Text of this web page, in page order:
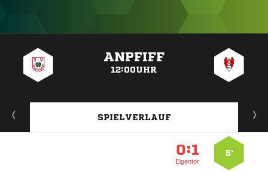
ANPFIFF
12:00UHR
SPIELVERLAUF
5’
:
Eigentor